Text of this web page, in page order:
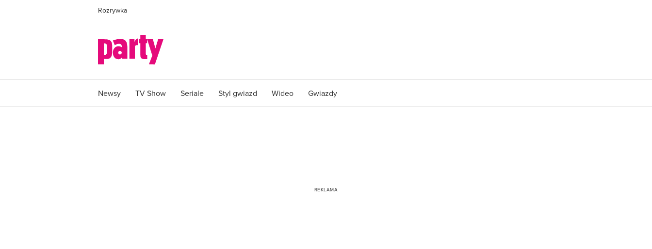
Rozrywka
Newsy TV Show Seriale Styl gwiazd Wideo Gwiazdy